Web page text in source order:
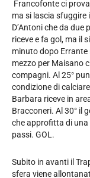
Francofonte ci
ma si lascia sfuggire
D’Antoni che da due
riceve e fa gol, ma il
minuto dopo Errante
mezzo per Maisano
compagni. Al 25°
condizione di
Barbara riceve in
Bracconeri. Al 30° il
che approfitta di una
passi. GOL.
Subito in avanti il
sfera viene